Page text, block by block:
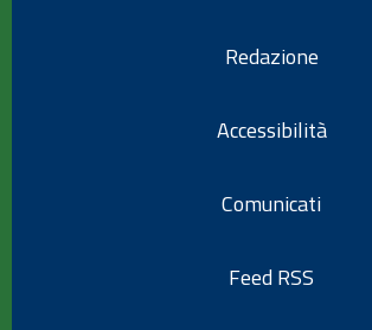
Redazione
Accessibilità
Comunicati
Feed RSS